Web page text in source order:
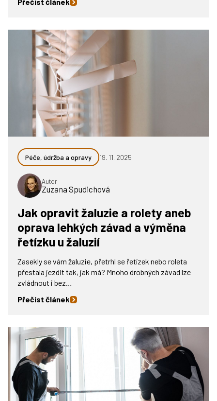
Péče, údržba a opravy 19. 11. 2025
Autor
Zuzana Spudichová
Jak opravit žaluzie a rolety aneb
oprava lehkých závad a výměna
řetízku u žaluzií
Zasekly se vám žaluzie, přetrhl se řetízek nebo roleta
přestala jezdit tak, jak má? Mnoho drobných závad lze
zvládnout i bez…
Přečíst článek